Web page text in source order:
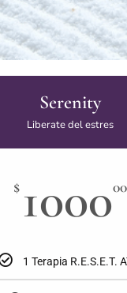
Serenity
Liberate del estres
$ 100000
1 Terapia R.E.S.E.T.